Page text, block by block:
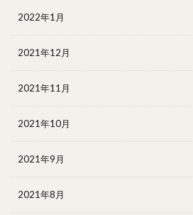
2022年1月
2021年12月
2021年11月
2021年10月
2021年9月
2021年8月